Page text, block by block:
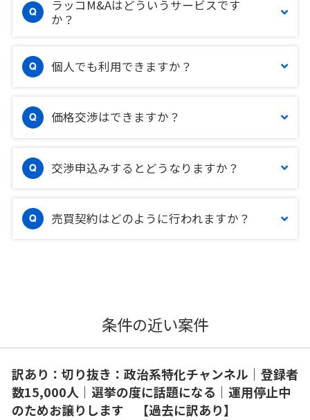
ラッコM&Aはどういうサービスです
か？
個人でも利用できますか？
価格交渉はできますか？
交渉申込みするとどうなりますか？
売買契約はどのように行われますか？
条件の近い案件
訳あり：切り抜き：政治系特化チャンネル｜登録者
数15,000人｜選挙の度に話題になる｜運用停止中
のためお譲りします 【過去に訳あり】